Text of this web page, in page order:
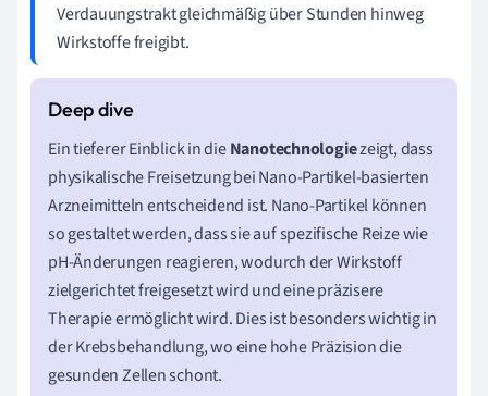
Verdauungstrakt gleichmäßig über Stunden hinweg
Wirkstoffe freigibt.
Ein tieferer Einblick in dieNanotechnologiezeigt, dass
physikalische Freisetzung bei Nano-Partikel-basierten
Arzneimitteln entscheidend ist. Nano-Partikel können
so gestaltet werden, dass sie auf spezifische Reize wie
pH-Änderungen reagieren, wodurch der Wirkstoff
zielgerichtet freigesetzt wird und eine präzisere
Therapie ermöglicht wird. Dies ist besonders wichtig in
der Krebsbehandlung, wo eine hohe Präzision die
gesunden Zellen schont.